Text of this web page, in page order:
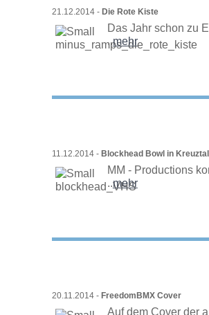
21.12.2014 - Die Rote Kiste
Das Jahr schon zu
..mehr
11.12.2014 - Blockhead Bowl in Kreuztal
MM - Productions
..mehr
20.11.2014 - FreedomBMX Cover
Auf dem Cover der